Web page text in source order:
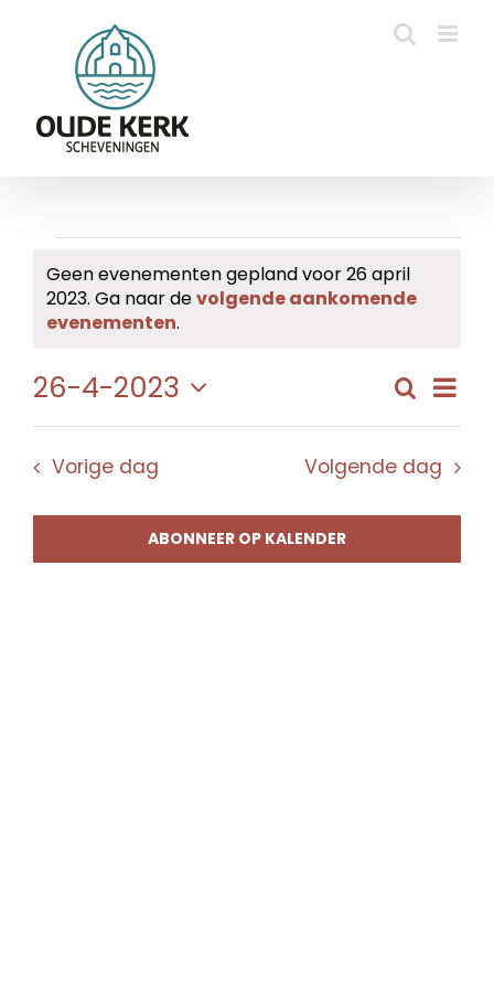
Evenementen
in
26
april
2023
Bericht
Geen evenementen gepland voor 26 april
2023. Ga naar devolgende aankomende
evenementen.
en
Zoeken
Dag
26-4-2023
Selecteer
datum.
Vorige dag Volgende dag
ABONNEER OP KALENDER